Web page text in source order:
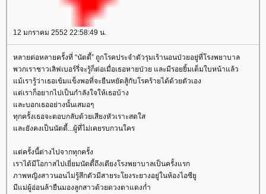
12 มกราคม 2552 22:58:49 น.
หลายต่อหลายครั้งที่ “นัตตี้” ถูกโรคประจำตัวรุมเร้านอนป่วยอยู่ที่โรงพยาบาล
พวกเราชาวเลิฟเบอร์รี่จะรู้ก็ต่อเมื่อเธอหายป่วย และมีรอยยิ้มเต็มใบหน้าแล้ว
ม้เรารู้ว่าเธอเข้มแข็งพอที่จะยืนหยัดสู้กับโรคร้ายได้ด้วยตัวเอง
ต่เราก็อยากไปเป็นกำลังใจให้เธอบ้าง
ละบอกเธออย่างนั้นเสมอๆ
ทุกครั้งเธอจะตอบกลับด้วยเสียงหัวเราะสดใส
ละยังคงเป็นนัตตี้...ผู้ที่ไม่เคยรบกวนใคร
ต่ครั้งนี้ต่างไปจากทุกครั้ง
เราได้มีโอกาสไปเยี่ยมนัตตี้ถึงเตียงโรงพยาบาลเป็นครั้งแรก
ภาพหญิงสาวนอนไม่รู้สึกตัวมีสายระโยงระยางอยู่ในห้องไอซียู
มีแม่ผู้อ่อนล้ายืนมองลูกสาวด้วยดวงตาแดงก่ำ